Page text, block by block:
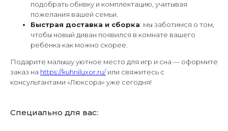
подобрать обивку и комплектацию, учитывая
пожелания вашей семьи.
Быстрая доставка и сборка: мы заботимся о том,
чтобы новый диван появился в комнате вашего
ребёнка как можно скорее.
Подарите малышу уютное место для игр и сна — оформите
заказ на https://kuhniluxor.ru/или свяжитесь с
консультантами «Люксора» уже сегодня!
Специально для вас: